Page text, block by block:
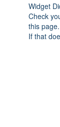
Widget
Check
this page.
If that